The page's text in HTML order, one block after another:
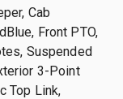
Cab
Front PTO,
Suspended
3-Point
Top Link,